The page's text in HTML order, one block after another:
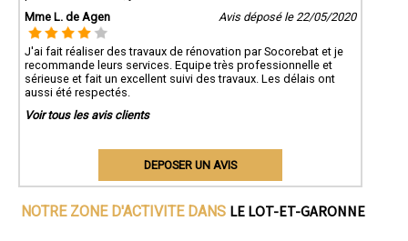
Mme L. de Agen
Avis déposé le 22/05/2020
J'ai fait réaliser des travaux de rénovation par Socorebat et je
recommande leurs services. Equipe très professionnelle et
sérieuse et fait un excellent suivi des travaux. Les délais ont
aussi été respectés.
Voir tous les avis clients
DEPOSER UN AVIS
NOTRE ZONE D'ACTIVITE DANS LE LOT-ET-GARONNE